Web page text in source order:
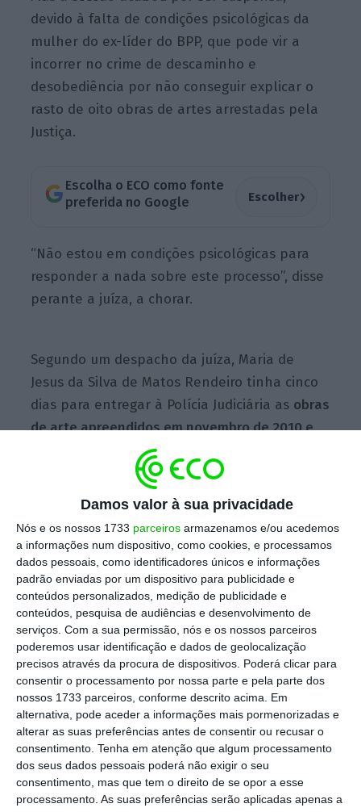
Damos valor à sua privacidade
Nós e os nossos 1733 parceiros armazenamos e/ou acedemos
a informações num dispositivo, como cookies, e processamos
dados pessoais, como identificadores únicos e informações
padrão enviadas por um dispositivo para publicidade e
conteúdos personalizados, medição de publicidade e
conteúdos, pesquisa de audiências e desenvolvimento de
serviços. Com a sua permissão, nós e os nossos parceiros
poderemos usar identificação e dados de geolocalização
precisos através da procura de dispositivos. Poderá clicar para
consentir o processamento por nossa parte e pela parte dos
nossos 1733 parceiros, conforme descrito acima. Em
alternativa, pode aceder a informações mais pormenorizadas e
alterar as suas preferências antes de consentir ou recusar o
consentimento. Tenha em atenção que algum processamento
dos seus dados pessoais poderá não exigir o seu
consentimento, mas que tem o direito de se opor a esse
processamento. As suas preferências serão aplicadas apenas a
devido à falta de condições psicológicas da
mulher do ex-líder do BPP, que pode vir a
incorrer no crime de descaminho e
desobediência por não conseguir explicar o
rasto de oito obras de artes arrestadas pela
Justiça.
Escolha o ECO como fonte
preferida no Google
Escolher›
“Não estou em condições psicológicas para
responder a nada sobre este processo”, disse
perante a juíza, a chorar.
Segundo um despacho da juíza, Maria de
Jesus da Silva de Matos Rendeiro tinha cinco
dias para entregar à Polícia Judiciária as obras
de arte apreendidos em novembro de 2010 e
que em diligência realizada no início da
semana passada à sua casa, na Quinta Patinõ,
“não foram localizados”. Mas a mulher do ex-
líder do BPP falhou este prazo.
Os advogados do BPP revelaram em tribunal
que têm provas de que o ex-banqueiro terá
lucrado 1,3 milhões de euros com a venda de
oito obras de arte. Bens que terão sido
vendidos entre outubro de 2020 e outubro de
2021, quando João Rendeiro já estava fora do
país.
Na quinta-feira, o Expressoreferia quetrês
das obras de arte de João Rendeiro que
estavam arrestadas pela Justiça, ao cuidado